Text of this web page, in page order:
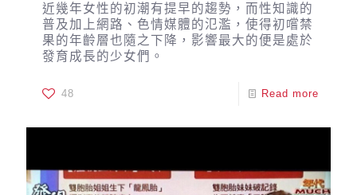
近幾年女性的初潮有提早的趨勢，而性知識的
普及加上網路、色情媒體的氾濫，使得初嚐禁
果的年齡層也隨之下降，影響最大的便是處於
發育成長的少女們。
48 Read more